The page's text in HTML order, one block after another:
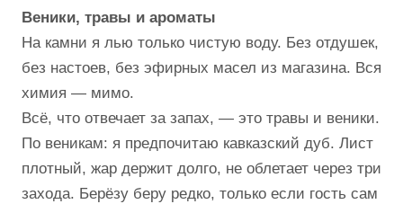
Веники, травы и ароматы
На камни я лью только чистую воду. Без отдушек,
без настоев, без эфирных масел из магазина. Вся
химия — мимо.
Всё, что отвечает за запах, — это травы и веники.
По веникам: я предпочитаю кавказский дуб. Лист
плотный, жар держит долго, не облетает через три
захода. Берёзу беру редко, только если гость сам